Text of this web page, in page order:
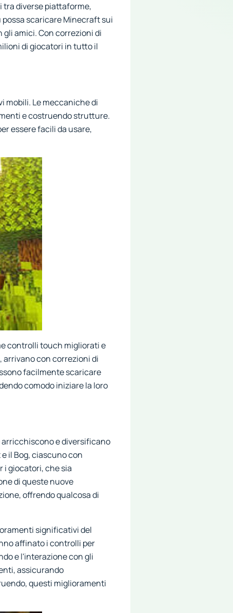
tra diverse piattaforme,
scaricare Minecraft sui
amici. Con correzioni di
di giocatori in tutto il
mobili. Le meccaniche di
e costruendo strutture.
essere facili da usare,
controlli touch migliorati e
arrivano con correzioni di
facilmente scaricare
comodo iniziare la loro
arricchiscono e diversificano
il Bog, ciascuno con
giocatori, che sia
di queste nuove
offrendo qualcosa di
significativi del
affinato i controlli per
e l'interazione con gli
assicurando
questi miglioramenti